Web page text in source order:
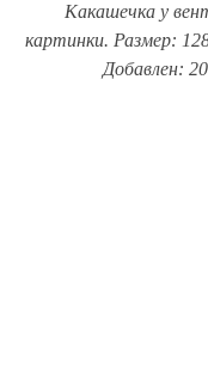
Какашечка у
картинки. Размер:
Добавлен: